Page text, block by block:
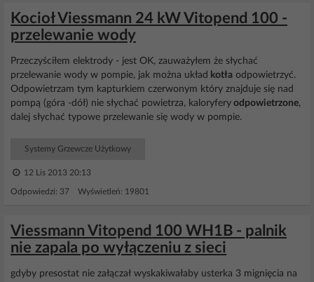
Kocioł Viessmann 24 kW Vitopend 100 -
przelewanie wody
Przeczyściłem elektrody - jest OK, zauważyłem że słychać
przelewanie wody w pompie, jak można układ kotła odpowietrzyć.
Odpowietrzam tym kapturkiem czerwonym który znajduje się nad
pompą (góra -dół) nie słychać powietrza, kaloryfery odpowietrzone,
dalej słychać typowe przelewanie się wody w pompie.
Systemy Grzewcze Użytkowy
12 Lis 2013 20:13
Odpowiedzi: 37 Wyświetleń: 19801
Viessmann Vitopend 100 WH1B - palnik
nie zapala po wyłączeniu z sieci
gdyby presostat nie załączał wyskakiwałaby usterka 3 mignięcia na